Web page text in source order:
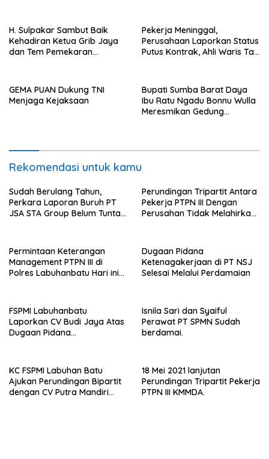
H. Sulpakar Sambut Baik
Kehadiran Ketua Grib Jaya
dan Tem Pemekaran
Pekerja Meninggal,
Perusahaan Laporkan Status
Putus Kontrak, Ahli Waris Tak
GEMA PUAN Dukung TNI
Menjaga Kejaksaan
Bupati Sumba Barat Daya
Ibu Ratu Ngadu Bonnu Wulla
Meresmikan Gedung
Rekomendasi untuk kamu
Sudah Berulang Tahun,
Perkara Laporan Buruh PT
JSA STA Group Belum Tuntas
Perundingan Tripartit Antara
Pekerja PTPN III Dengan
Perusahan Tidak Melahirkan
Permintaan Keterangan
Management PTPN III di
Polres Labuhanbatu Hari ini
Dugaan Pidana
Ketenagakerjaan di PT NSJ
Selesai Melalui Perdamaian
FSPMI Labuhanbatu
Laporkan CV Budi Jaya Atas
Dugaan Pidana
Isnila Sari dan Syaiful
Perawat PT SPMN Sudah
berdamai.
KC FSPMI Labuhan Batu
Ajukan Perundingan Bipartit
dengan CV Putra Mandiri
18 Mei 2021 lanjutan
Perundingan Tripartit Pekerja
PTPN III KMMDA.